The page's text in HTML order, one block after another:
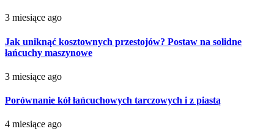
3 miesiące ago
Jak uniknąć kosztownych przestojów? Postaw na solidne
łańcuchy maszynowe
3 miesiące ago
Porównanie kół łańcuchowych tarczowych i z piastą
4 miesiące ago